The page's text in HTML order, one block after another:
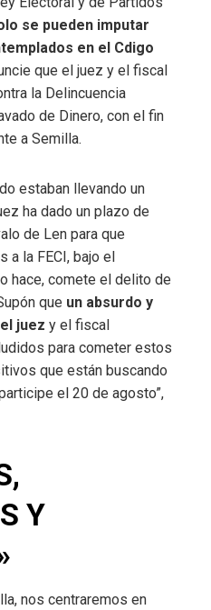
se pueden imputar
en el Cdigo
que el juez y el fiscal
la Delincuencia
de Dinero, con el fin
a Semilla.
estaban llevando un
ha dado un plazo de
de Len para que
a la FECI, bajo el
hace, comete el delito de
que un absurdo y
juez y el fiscal
para cometer estos
que están buscando
el 20 de agosto”,
Y
nos centraremos en